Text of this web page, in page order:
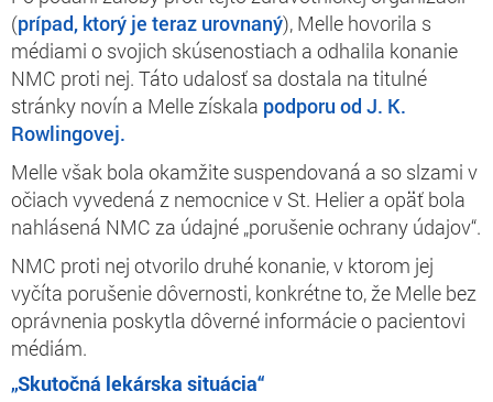
(prípad, ktorý je teraz urovnaný), Melle hovorila s
médiami o svojich skúsenostiach a odhalila konanie
NMC proti nej. Táto udalosť sa dostala na titulné
stránky novín a Melle získala podporu od J. K.
Rowlingovej.
Melle však bola okamžite suspendovaná a so slzami v
očiach vyvedená z nemocnice v St. Helier a opäť bola
nahlásená NMC za údajné „porušenie ochrany údajov“.
NMC proti nej otvorilo druhé konanie, v ktorom jej
vyčíta porušenie dôvernosti, konkrétne to, že Melle bez
oprávnenia poskytla dôverné informácie o pacientovi
médiám.
„Skutočná lekárska situácia“